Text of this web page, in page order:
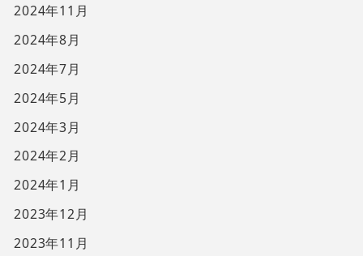
2024年11月
2024年8月
2024年7月
2024年5月
2024年3月
2024年2月
2024年1月
2023年12月
2023年11月